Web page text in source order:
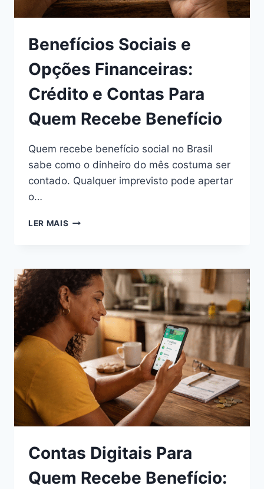
Benefícios Sociais e
Opções Financeiras:
Crédito e Contas Para
Quem Recebe Benefício
Quem recebe benefício social no Brasil
sabe como o dinheiro do mês costuma ser
contado. Qualquer imprevisto pode apertar
o…
LER MAIS BENEFÍCIOS
FINANCEIRAS:
CRÉDITO
E
CONTAS
PARA
QUEM
RECEBE
BENEFÍCIO
Contas Digitais Para
Quem Recebe Benefício: